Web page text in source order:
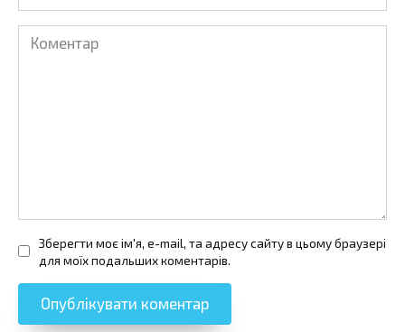
Коментар
Зберегти моє ім'я, e-mail, та адресу сайту в цьому браузері
для моїх подальших коментарів.